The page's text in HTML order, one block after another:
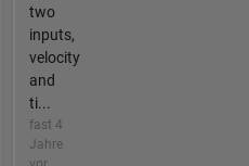
two
inputs,
velocity
and
ti...
fast 4
Jahre